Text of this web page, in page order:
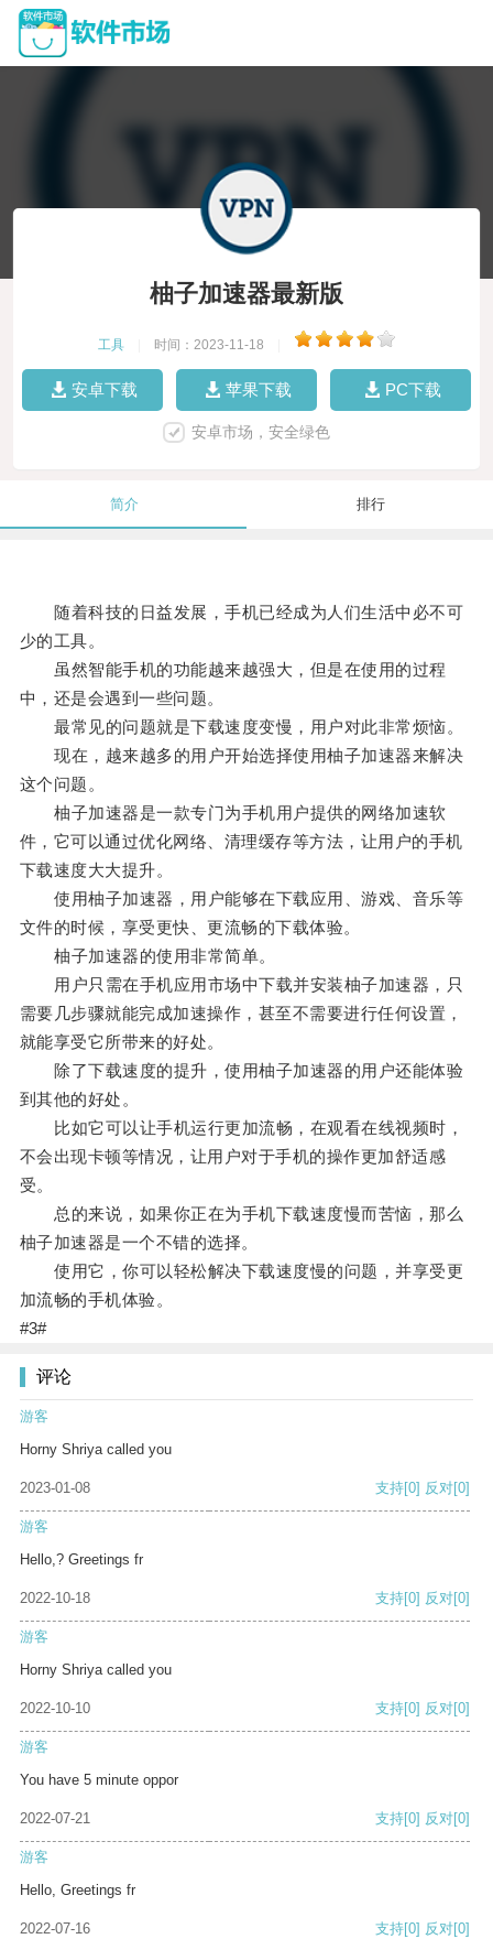
柚子加速器最新版
工具 时间：2023-11-18
安卓下载 苹果下载 PC下载
安卓市场，安全绿色
简介 排行
随着科技的日益发展，手机已经成为人们生活中必不可
少的工具。
虽然智能手机的功能越来越强大，但是在使用的过程
中，还是会遇到一些问题。
最常见的问题就是下载速度变慢，用户对此非常烦恼。
现在，越来越多的用户开始选择使用柚子加速器来解决
这个问题。
柚子加速器是一款专门为手机用户提供的网络加速软
件，它可以通过优化网络、清理缓存等方法，让用户的手机
下载速度大大提升。
使用柚子加速器，用户能够在下载应用、游戏、音乐等
文件的时候，享受更快、更流畅的下载体验。
柚子加速器的使用非常简单。
用户只需在手机应用市场中下载并安装柚子加速器，只
需要几步骤就能完成加速操作，甚至不需要进行任何设置，
就能享受它所带来的好处。
除了下载速度的提升，使用柚子加速器的用户还能体验
到其他的好处。
比如它可以让手机运行更加流畅，在观看在线视频时，
不会出现卡顿等情况，让用户对于手机的操作更加舒适感
受。
总的来说，如果你正在为手机下载速度慢而苦恼，那么
柚子加速器是一个不错的选择。
使用它，你可以轻松解决下载速度慢的问题，并享受更
加流畅的手机体验。
#3#
评论
游客
Horny Shriya called you
2023-01-08 支持[0] 反对[0]
游客
Hello,? Greetings fr
2022-10-18 支持[0] 反对[0]
游客
Horny Shriya called you
2022-10-10 支持[0] 反对[0]
游客
You have 5 minute oppor
2022-07-21 支持[0] 反对[0]
游客
Hello, Greetings fr
2022-07-16 支持[0] 反对[0]